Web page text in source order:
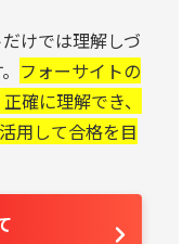
けでは理解しづ
フォーサイトの
確に理解でき、
用して合格を目